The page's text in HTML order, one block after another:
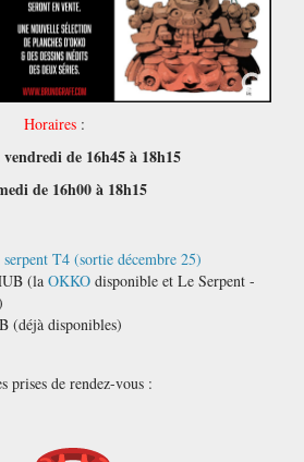
Horaires :
de 16h45 à 18h15
de 16h00 à 18h15
T4 (sortie décembre 25)
(la OKKO disponible et Le Serpent -
(déjà disponibles)
prises de rendez-vous :